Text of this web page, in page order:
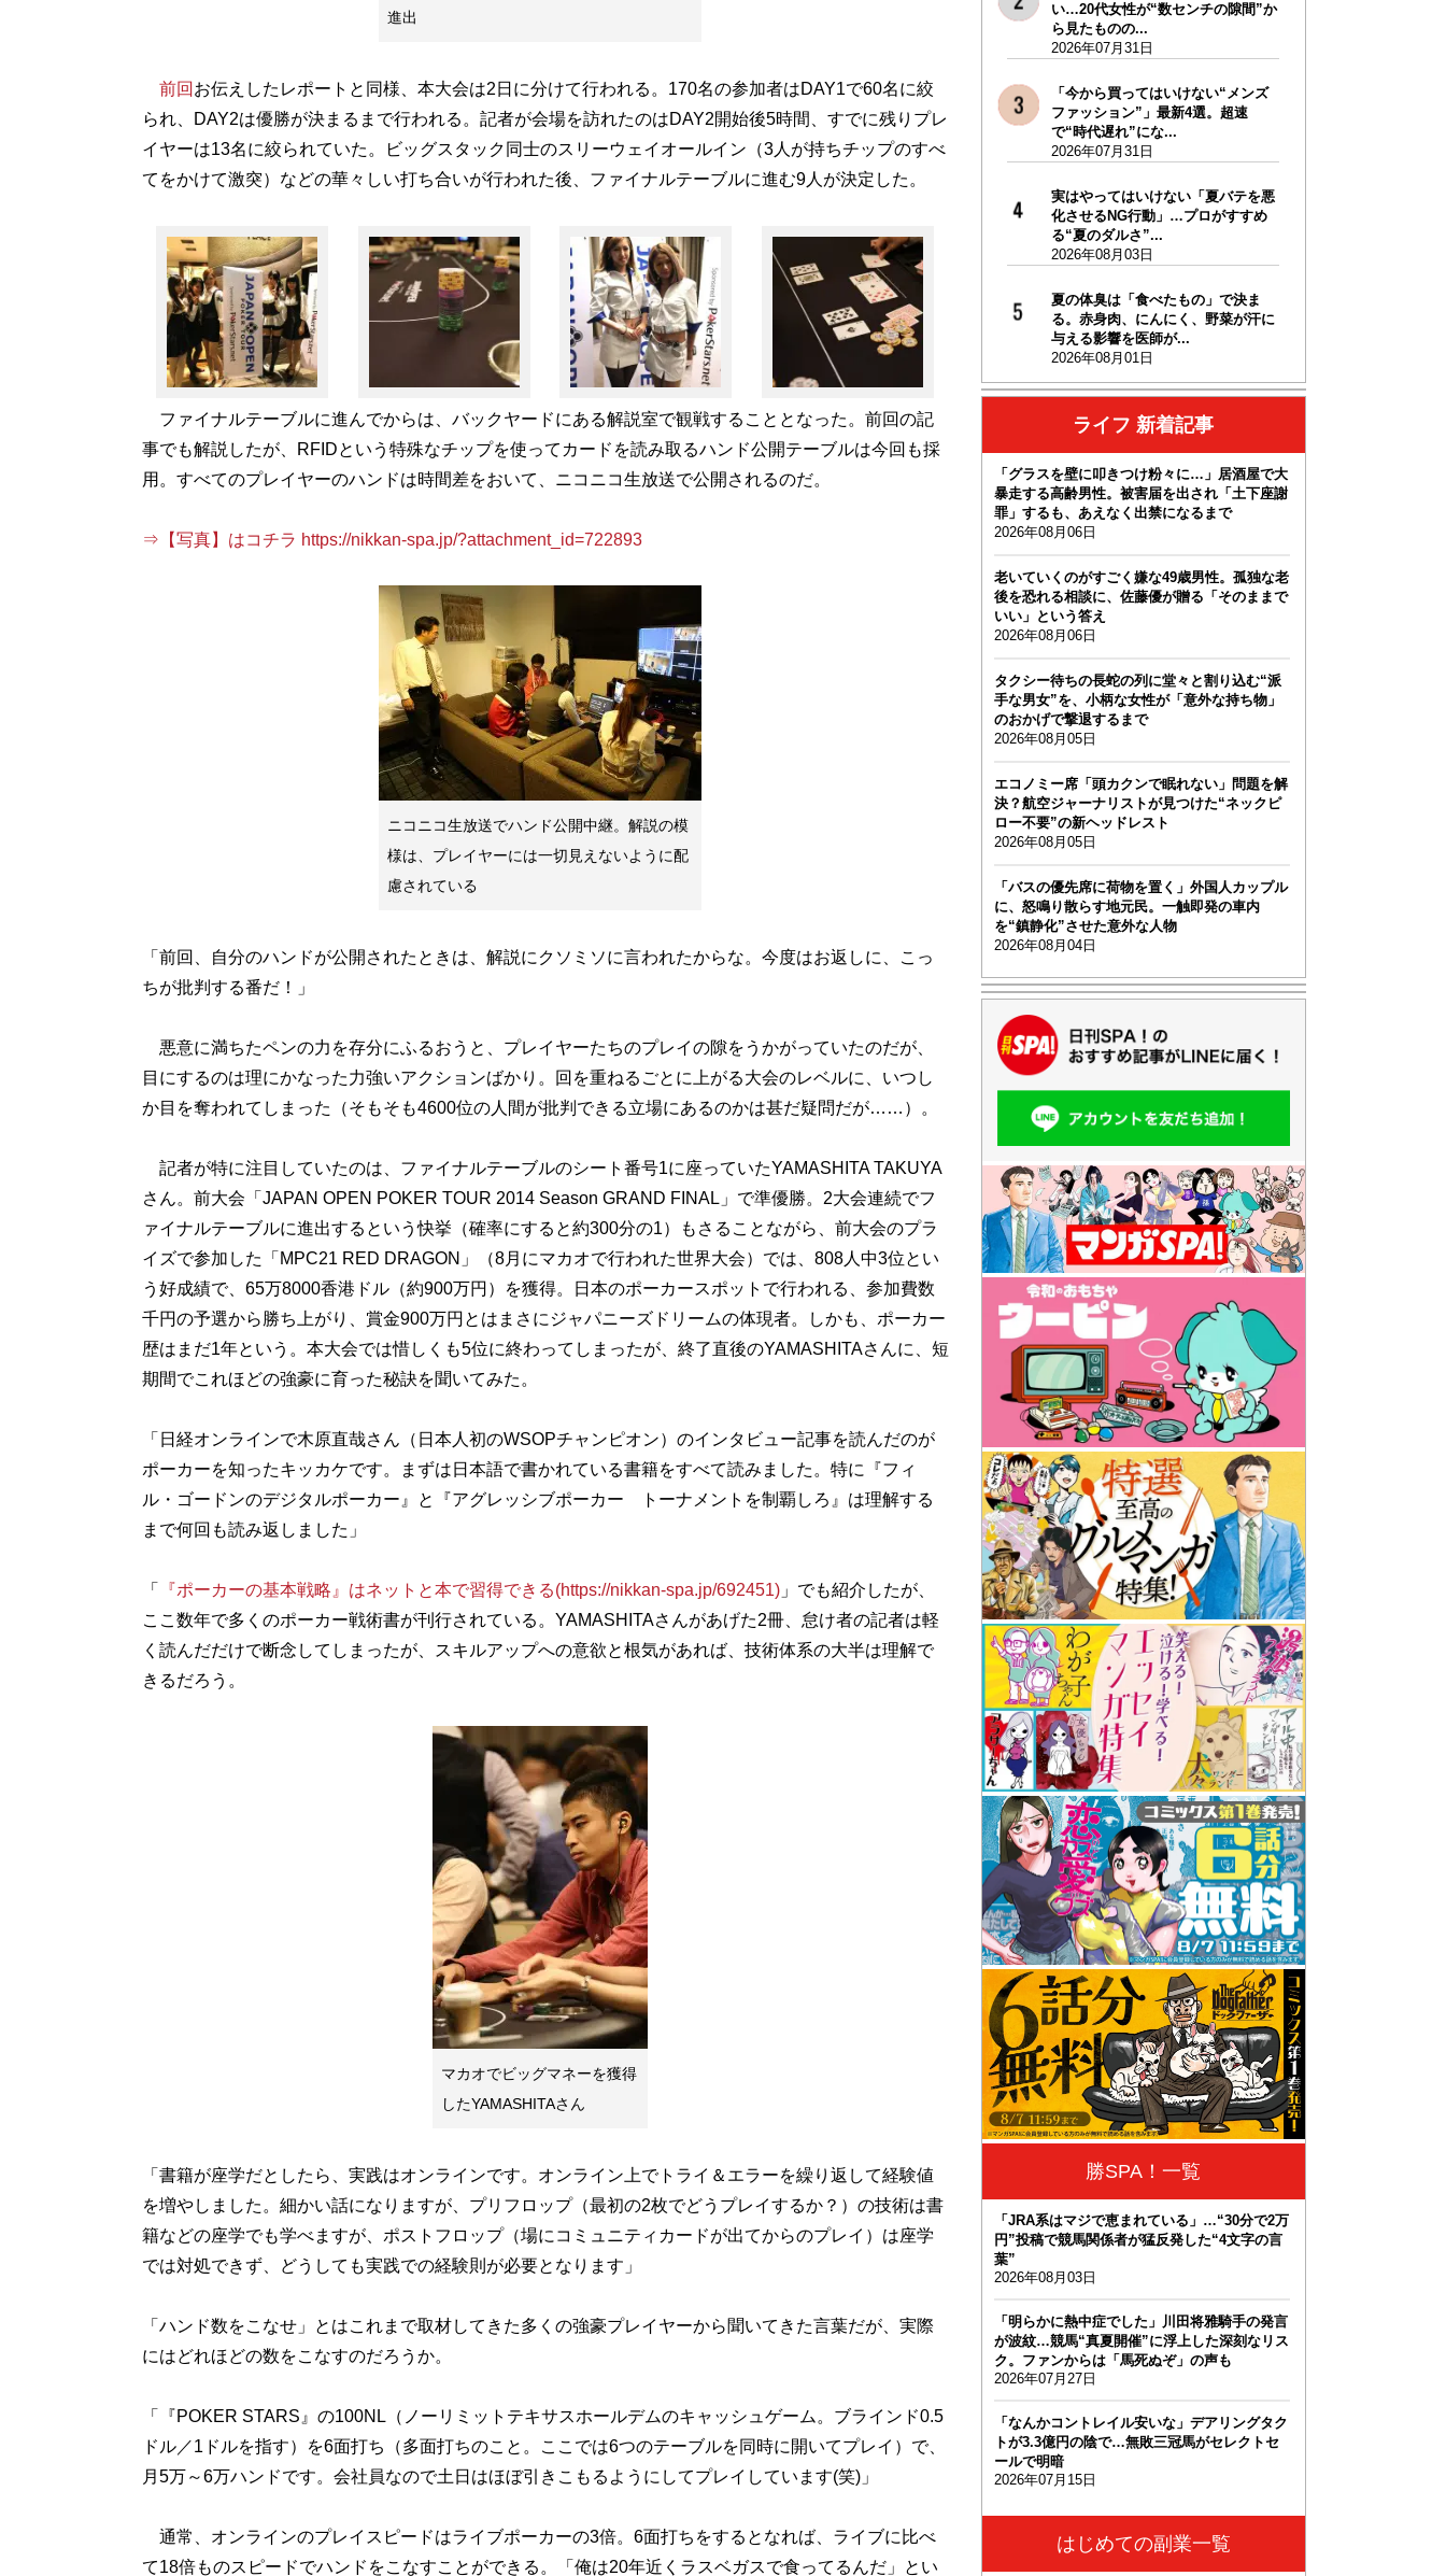
進出
前回 お伝えしたレポートと同様、本大会は2日に分けて行われる。170名の参加者はDAY1で60名に絞
られ、DAY2は優勝が決まるまで行われる。記者が会場を訪れたのはDAY2開始後5時間、すでに残りプレ
イヤーは13名に絞られていた。ビッグスタック同士のスリーウェイオールイン（3人が持ちチップのすべ
てをかけて激突）などの華々しい打ち合いが行われた後、ファイナルテーブルに進む9人が決定した。
ファイナルテーブルに進んでからは、バックヤードにある解説室で観戦することとなった。前回の記
事でも解説したが、RFIDという特殊なチップを使ってカードを読み取るハンド公開テーブルは今回も採
用。すべてのプレイヤーのハンドは時間差をおいて、ニコニコ生放送で公開されるのだ。
⇒【写真】はコチラ https://nikkan-spa.jp/?attachment_id=722893
ニコニコ生放送でハンド公開中継。解説の模
様は、プレイヤーには一切見えないように配
慮されている
「前回、自分のハンドが公開されたときは、解説にクソミソに言われたからな。今度はお返しに、こっ
ちが批判する番だ！」
悪意に満ちたペンの力を存分にふるおうと、プレイヤーたちのプレイの隙をうかがっていたのだが、
目にするのは理にかなった力強いアクションばかり。回を重ねるごとに上がる大会のレベルに、いつし
か目を奪われてしまった（そもそも4600位の人間が批判できる立場にあるのかは甚だ疑問だが……）。
記者が特に注目していたのは、ファイナルテーブルのシート番号1に座っていたYAMASHITA TAKUYA
さん。前大会「JAPAN OPEN POKER TOUR 2014 Season GRAND FINAL」で準優勝。2大会連続でフ
ァイナルテーブルに進出するという快挙（確率にすると約300分の1）もさることながら、前大会のプラ
イズで参加した「MPC21 RED DRAGON」（8月にマカオで行われた世界大会）では、808人中3位とい
う好成績で、65万8000香港ドル（約900万円）を獲得。日本のポーカースポットで行われる、参加費数
千円の予選から勝ち上がり、賞金900万円とはまさにジャパニーズドリームの体現者。しかも、ポーカー
歴はまだ1年という。本大会では惜しくも5位に終わってしまったが、終了直後のYAMASHITAさんに、短
期間でこれほどの強豪に育った秘訣を聞いてみた。
「日経オンラインで木原直哉さん（日本人初のWSOPチャンピオン）のインタビュー記事を読んだのが
ポーカーを知ったキッカケです。まずは日本語で書かれている書籍をすべて読みました。特に『フィ
ル・ゴードンのデジタルポーカー』と『アグレッシブポーカー トーナメントを制覇しろ』は理解する
まで何回も読み返しました」
「 『ポーカーの基本戦略』はネットと本で習得できる(https://nikkan-spa.jp/692451)」でも紹介したが、
ここ数年で多くのポーカー戦術書が刊行されている。YAMASHITAさんがあげた2冊、怠け者の記者は軽
く読んだだけで断念してしまったが、スキルアップへの意欲と根気があれば、技術体系の大半は理解で
きるだろう。
マカオでビッグマネーを獲得
したYAMASHITAさん
「書籍が座学だとしたら、実践はオンラインです。オンライン上でトライ＆エラーを繰り返して経験値
を増やしました。細かい話になりますが、プリフロップ（最初の2枚でどうプレイするか？）の技術は書
籍などの座学でも学べますが、ポストフロップ（場にコミュニティカードが出てからのプレイ）は座学
では対処できず、どうしても実践での経験則が必要となります」
「ハンド数をこなせ」とはこれまで取材してきた多くの強豪プレイヤーから聞いてきた言葉だが、実際
にはどれほどの数をこなすのだろうか。
「『POKER STARS』の100NL（ノーリミットテキサスホールデムのキャッシュゲーム。ブラインド0.5
ドル／1ドルを指す）を6面打ち（多面打ちのこと。ここでは6つのテーブルを同時に開いてプレイ）で、
月5万～6万ハンドです。会社員なので土日はほぼ引きこもるようにしてプレイしています(笑)」
通常、オンラインのプレイスピードはライブポーカーの3倍。6面打ちをするとなれば、ライブに比べ
て18倍ものスピードでハンドをこなすことができる。「俺は20年近くラスベガスで食ってるんだ」とい
い…20代女性が“数センチの隙間”か
ら見たものの...
2026年07月31日
「今から買ってはいけない“メンズ
ファッション”」最新4選。超速
で“時代遅れ”にな...
2026年07月31日
実はやってはいけない「夏バテを悪
化させるNG行動」…プロがすすめ
る“夏のダルさ”...
2026年08月03日
夏の体臭は「食べたもの」で決ま
る。赤身肉、にんにく、野菜が汗に
与える影響を医師が...
2026年08月01日
ライフ 新着記事
「グラスを壁に叩きつけ粉々に…」居酒屋で大
暴走する高齢男性。被害届を出され「土下座謝
罪」するも、あえなく出禁になるまで
2026年08月06日
老いていくのがすごく嫌な49歳男性。孤独な老
後を恐れる相談に、佐藤優が贈る「そのままで
いい」という答え
2026年08月06日
タクシー待ちの長蛇の列に堂々と割り込む“派
手な男女”を、小柄な女性が「意外な持ち物」
のおかげで撃退するまで
2026年08月05日
エコノミー席「頭カクンで眠れない」問題を解
決？航空ジャーナリストが見つけた“ネックピ
ロー不要”の新ヘッドレスト
2026年08月05日
「バスの優先席に荷物を置く」外国人カップル
に、怒鳴り散らす地元民。一触即発の車内
を“鎮静化”させた意外な人物
2026年08月04日
勝SPA！一覧
「JRA系はマジで恵まれている」…“30分で2万
円”投稿で競馬関係者が猛反発した“4文字の言
葉”
2026年08月03日
「明らかに熱中症でした」川田将雅騎手の発言
が波紋…競馬“真夏開催”に浮上した深刻なリス
ク。ファンからは「馬死ぬぞ」の声も
2026年07月27日
「なんかコントレイル安いな」デアリングタク
トが3.3億円の陰で…無敗三冠馬がセレクトセ
ールで明暗
2026年07月15日
はじめての副業一覧